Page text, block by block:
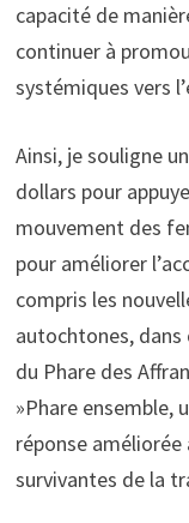
capacité de
continuer à
systémiques vers
Ainsi, je souligne
dollars pour
mouvement des
pour améliorer
compris les
autochtones, dans
du Phare des
»Phare ensemble,
réponse améliorée
survivantes de la